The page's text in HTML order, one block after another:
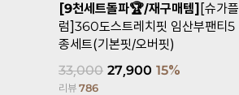
[9천세트돌파🏆/재구매템] [슈가플
럼]360도스트레치핏 임산부팬티5
종세트(기본핏/오버핏)
33,000 27,900 15%
리뷰 786